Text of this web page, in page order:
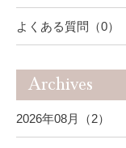
よくある質問（0）
Archives
2026年08月（2）